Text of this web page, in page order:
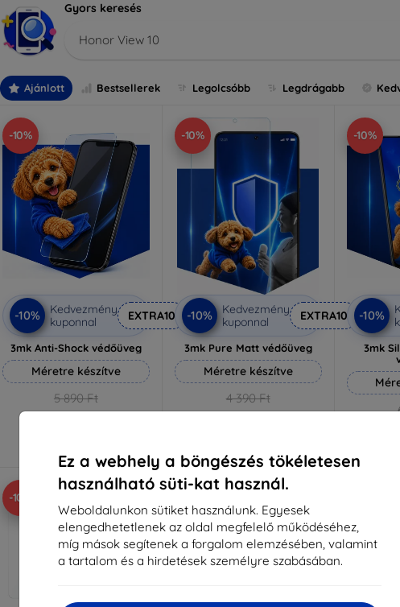
Ez a webhely a böngészés tökéletesen
használható süti-kat használ.
Weboldalunkon sütiket használunk. Egyesek
elengedhetetlenek az oldal megfelelő működéséhez,
míg mások segítenek a forgalom elemzésében, valamint
a tartalom és a hirdetések személyre szabásában.
Gyors keresés
Honor View 10
Ajánlott Bestsellerek Legolcsóbb Legdrágabb
-10%
-10%
Kedvezmény
kuponnal
EXTRA10
3mk Anti-Shock védőüveg
Méretre készítve
5 890 Ft
5 301 Ft
-10%
-10%
Kedvezmény
kuponnal
EXTRA10
3mk Pure Matt védőüveg
Méretre készítve
4 390 Ft
3 951 Ft
-10%
-10%
3mk
-10%